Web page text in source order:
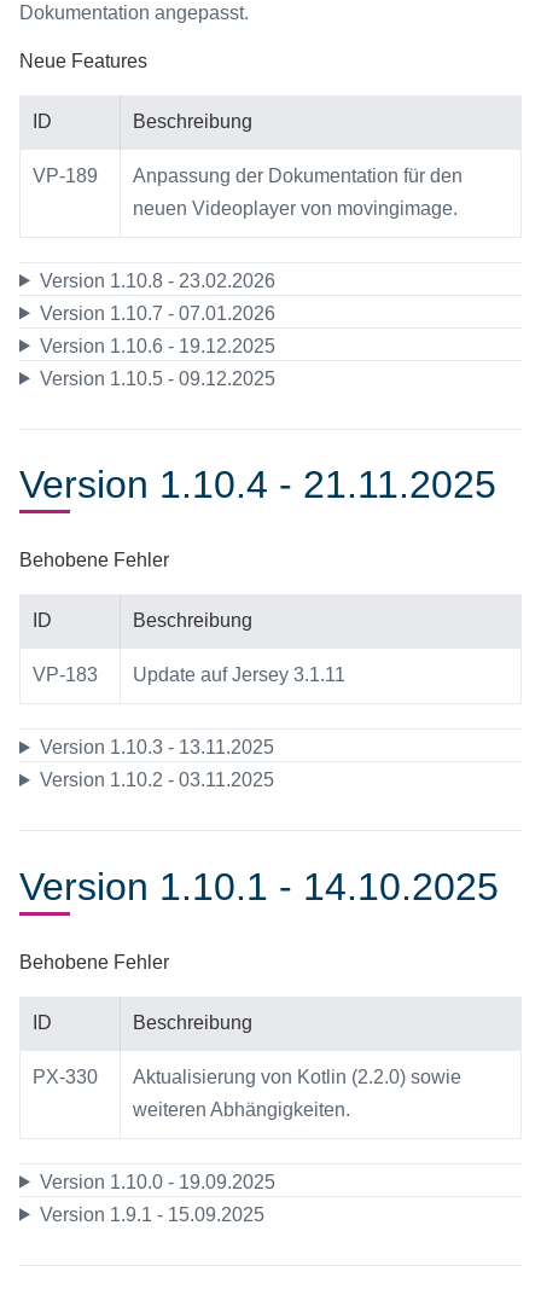
Dokumentation angepasst.
Neue Features
ID Beschreibung
VP-189
Anpassung der Dokumentation für den
neuen Videoplayer von movingimage.
Version 1.10.8 - 23.02.2026
Version 1.10.7 - 07.01.2026
Version 1.10.6 - 19.12.2025
Version 1.10.5 - 09.12.2025
Version 1.10.4 - 21.11.2025
Behobene Fehler
ID Beschreibung
VP-183 Update auf Jersey 3.1.11
Version 1.10.3 - 13.11.2025
Version 1.10.2 - 03.11.2025
Version 1.10.1 - 14.10.2025
Behobene Fehler
ID Beschreibung
PX-330
Aktualisierung von Kotlin (2.2.0) sowie
weiteren Abhängigkeiten.
Version 1.10.0 - 19.09.2025
Version 1.9.1 - 15.09.2025